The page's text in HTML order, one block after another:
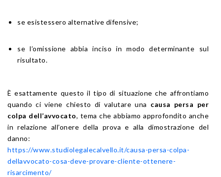
se esistessero alternative difensive;
se l’omissione abbia inciso in modo determinante sul
risultato.
È esattamente questo il tipo di situazione che affrontiamo
quando ci viene chiesto di valutare una causa persa per
colpa dell’avvocato, tema che abbiamo approfondito anche
in relazione all’onere della prova e alla dimostrazione del
danno:
https://www.studiolegalecalvello.it/causa-persa-colpa-
dellavvocato-cosa-deve-provare-cliente-ottenere-
risarcimento/